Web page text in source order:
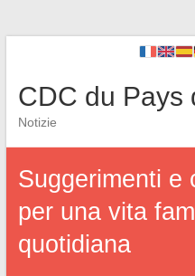
CDC du Pays
Notizie
Suggerimenti e
per una vita
quotidiana